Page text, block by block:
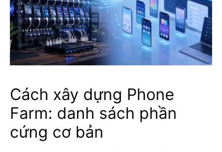
Cách xây dựng Phone
Farm: danh sách phần
cứng cơ bản